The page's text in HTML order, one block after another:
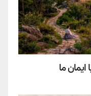
ما